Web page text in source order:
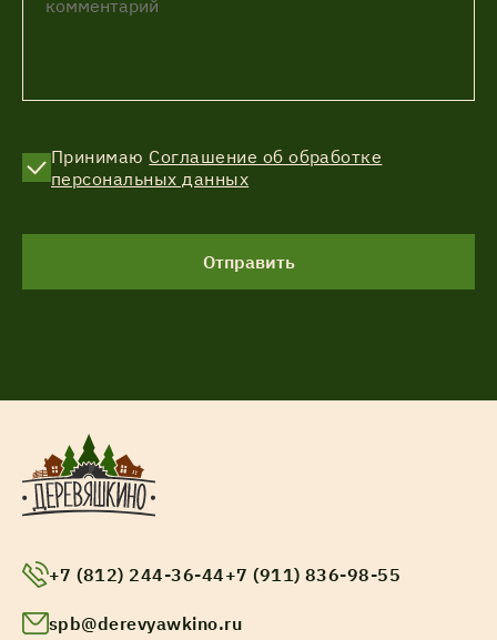
Принимаю Соглашение об обработке
персональных данных
Отправить
+7 (812) 244-36-44+7 (911) 836-98-55
spb@derevyawkino.ru